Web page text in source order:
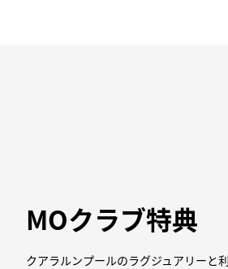
MOクラブ特典
クアラルンプールのラグジュアリーと